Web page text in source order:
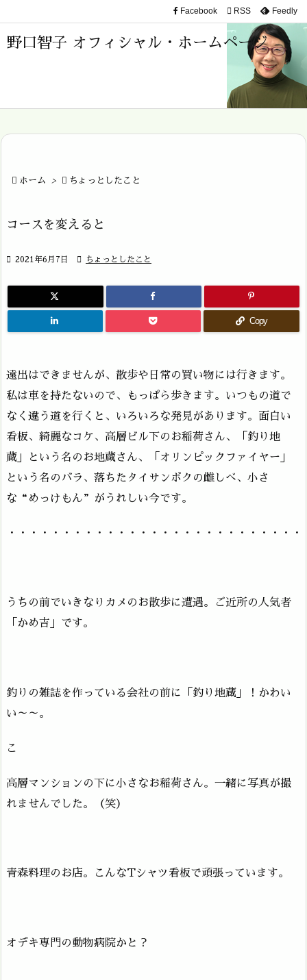
野口智子 オフィシャル・ホームページ

メニュ

サイド

前へ

Facebook  RSS Feedly
 ホーム >  ちょっとしたこと
コースを変えると
 2021年6月7日  ちょっとしたこと
Copy
遠出はできませんが、散歩や日常の買い物には行きます。
私は車を持たないので、もっぱら歩きます。いつもの道で
なく違う道を行くと、いろいろな発見があります。面白い
看板、綺麗なコケ、高層ビル下のお稲荷さん、「釣り地
蔵」という名のお地蔵さん、「オリンピックファイヤー」
という名のバラ、落ちたタイサンボクの雌しべ、小さ
な“めっけもん”がうれしい今です。
・・・・・・・・・・・・・・・・・・・・・・・・・・
うちの前でいきなりカメのお散歩に遭遇。ご近所の人気者
「かめ吉」です。
釣りの雑誌を作っている会社の前に「釣り地蔵」！かわい
い～～。
こ
高層マンションの下に小さなお稲荷さん。一緒に写真が撮
れませんでした。（笑）
青森料理のお店。こんなTシャツ看板で頑張っています。
オデキ専門の動物病院かと？